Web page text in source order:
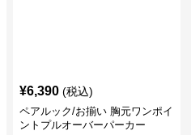
¥6,390 (税込)
ペアルック/お揃い 胸元ワンポイ
ントプルオーバーパーカー